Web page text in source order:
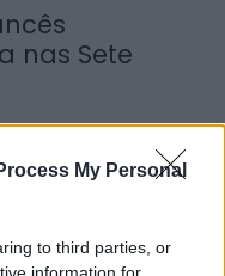
My Personal
to third parties, or
information for
nas Sete